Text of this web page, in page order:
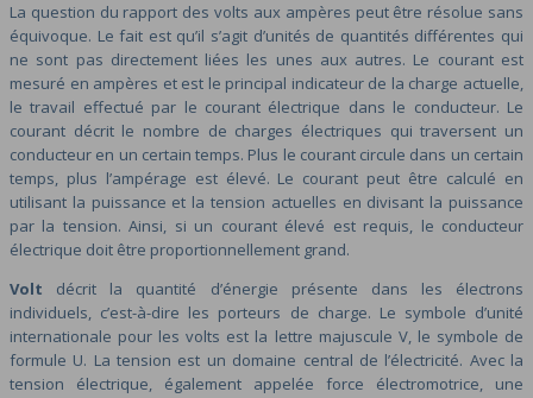
La question du rapport des volts aux ampères peut être résolue sans
équivoque. Le fait est qu’il s’agit d’unités de quantités différentes qui
ne sont pas directement liées les unes aux autres. Le courant est
mesuré en ampères et est le principal indicateur de la charge actuelle,
le travail effectué par le courant électrique dans le conducteur. Le
courant décrit le nombre de charges électriques qui traversent un
conducteur en un certain temps. Plus le courant circule dans un certain
temps, plus l’ampérage est élevé. Le courant peut être calculé en
utilisant la puissance et la tension actuelles en divisant la puissance
par la tension. Ainsi, si un courant élevé est requis, le conducteur
électrique doit être proportionnellement grand.
Volt décrit la quantité d’énergie présente dans les électrons
individuels, c’est-à-dire les porteurs de charge. Le symbole d’unité
internationale pour les volts est la lettre majuscule V, le symbole de
formule U. La tension est un domaine central de l’électricité. Avec la
tension électrique, également appelée force électromotrice, une